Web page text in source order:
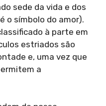
sede da vida e dos
o símbolo do amor).
à parte em
estriados são
e, uma vez que
a